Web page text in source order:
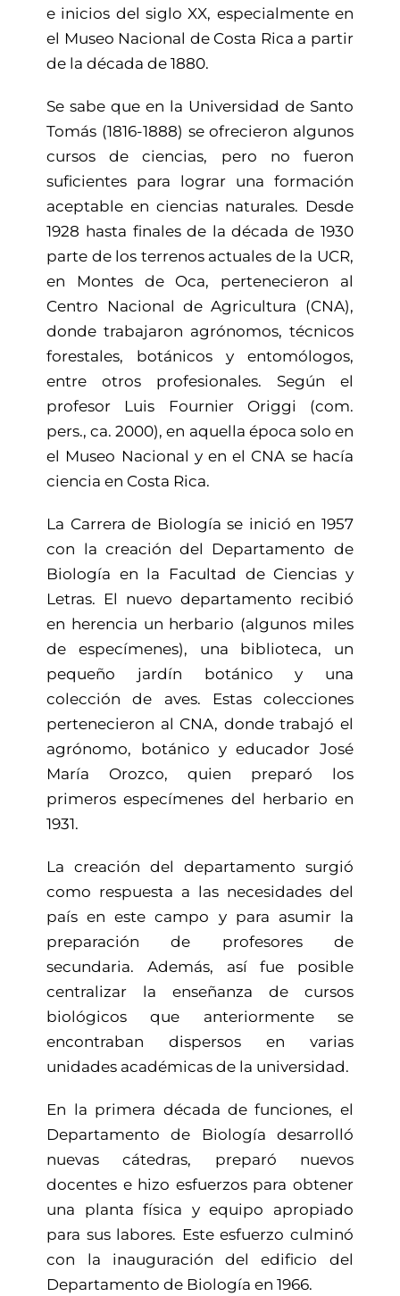
e inicios del siglo XX, especialmente en
el Museo Nacional de Costa Rica a partir
de la década de 1880.
Se sabe que en la Universidad de Santo
Tomás (1816-1888) se ofrecieron algunos
cursos de ciencias, pero no fueron
suficientes para lograr una formación
aceptable en ciencias naturales. Desde
1928 hasta finales de la década de 1930
parte de los terrenos actuales de la UCR,
en Montes de Oca, pertenecieron al
Centro Nacional de Agricultura (CNA),
donde trabajaron agrónomos, técnicos
forestales, botánicos y entomólogos,
entre otros profesionales. Según el
profesor Luis Fournier Origgi (com.
pers., ca. 2000), en aquella época solo en
el Museo Nacional y en el CNA se hacía
ciencia en Costa Rica.
La Carrera de Biología se inició en 1957
con la creación del Departamento de
Biología en la Facultad de Ciencias y
Letras. El nuevo departamento recibió
en herencia un herbario (algunos miles
de especímenes), una biblioteca, un
pequeño jardín botánico y una
colección de aves. Estas colecciones
pertenecieron al CNA, donde trabajó el
agrónomo, botánico y educador José
María Orozco, quien preparó los
primeros especímenes del herbario en
1931.
La creación del departamento surgió
como respuesta a las necesidades del
país en este campo y para asumir la
preparación de profesores de
secundaria. Además, así fue posible
centralizar la enseñanza de cursos
biológicos que anteriormente se
encontraban dispersos en varias
unidades académicas de la universidad.
En la primera década de funciones, el
Departamento de Biología desarrolló
nuevas cátedras, preparó nuevos
docentes e hizo esfuerzos para obtener
una planta física y equipo apropiado
para sus labores. Este esfuerzo culminó
con la inauguración del edificio del
Departamento de Biología en 1966.